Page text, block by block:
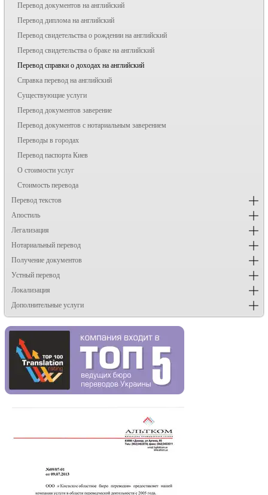
Перевод документов на английский
Перевод диплома на английский
Перевод свидетельства о рождении на английский
Перевод свидетельства о браке на английский
Перевод справки о доходах на английский
Справка перевод на английский
Существующие услуги
Перевод документов заверение
Перевод документов с нотариальным заверением
Переводы в городах
Перевод паспорта Киев
О стоимости услуг
Стоимость перевода
Перевод текстов
Апостиль
Легализация
Нотариальный перевод
Получение документов
Устный перевод
Локализация
Дополнительные услуги